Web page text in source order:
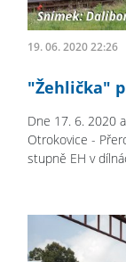
19. 06. 2020 22:26
"Žehlička"
Dne 17. 6. 2020
Otrokovice -
stupně EH v